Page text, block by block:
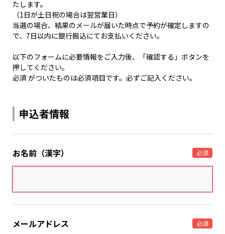
たします。
（1日が土日祝の場合は翌営業日）
当選の場合、結果のメールが届いた時点で予約が確定しますの
で、7日以内に銀行振込にてお支払いください。
以下のフォームに必要情報をご入力後、「確認する」ボタンを
押してください。
必須 がついたものは必須項目です。必ずご記入ください。
申込者情報
お名前（漢字） 必須
メールアドレス 必須